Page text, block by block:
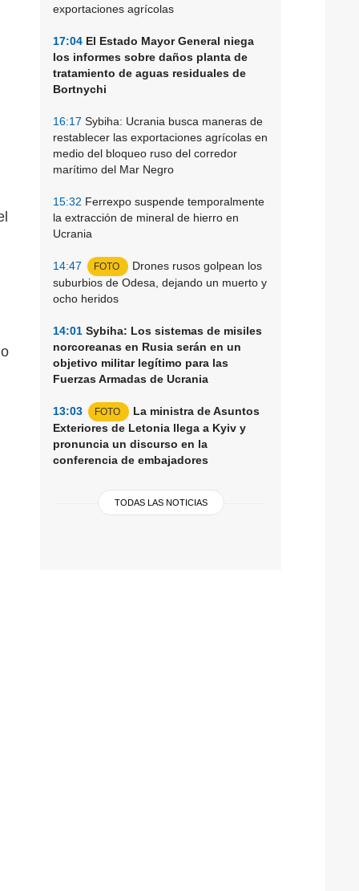
exportaciones agrícolas
17:04 El Estado Mayor General niega
los informes sobre daños planta de
tratamiento de aguas residuales de
Bortnychi
16:17 Sybiha: Ucrania busca maneras de
restablecer las exportaciones agrícolas en
medio del bloqueo ruso del corredor
marítimo del Mar Negro
15:32 Ferrexpo suspende temporalmente
la extracción de mineral de hierro en
Ucrania
14:47 FOTO
Drones rusos golpean los
suburbios de Odesa, dejando un muerto y
ocho heridos
14:01 Sybiha: Los sistemas de misiles
norcoreanas en Rusia serán en un
objetivo militar legítimo para las
Fuerzas Armadas de Ucrania
13:03 FOTO
La ministra de Asuntos
Exteriores de Letonia llega a Kyiv y
pronuncia un discurso en la
conferencia de embajadores
TODAS LAS NOTICIAS